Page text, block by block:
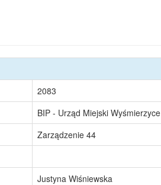
2083
BIP - Urząd Miejski Wyśmierzyce
Zarządzenie 44
Justyna Wiśniewska